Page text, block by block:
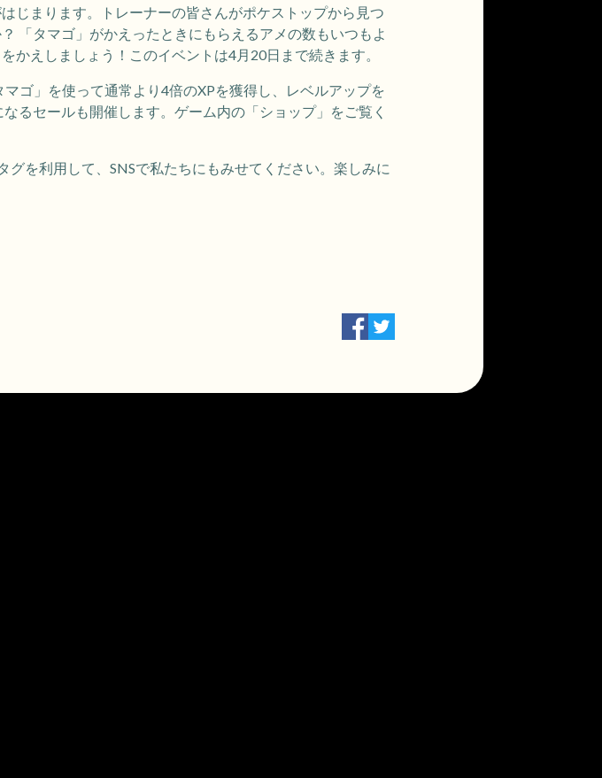
じまります。トレーナーの皆さんがポケストップから見つ
「タマゴ」がかえったときにもらえるアメの数もいつもよ
かえしましょう！このイベントは4月20日まで続きます。
ゴ」を使って通常より4倍のXPを獲得し、レベルアップを
るセールも開催します。ゲーム内の「ショップ」をご覧く
を利用して、SNSで私たちにもみせてください。楽しみに